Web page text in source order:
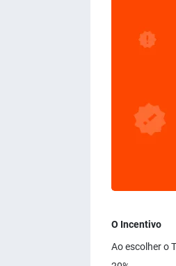
O Incentivo
Ao escolher o